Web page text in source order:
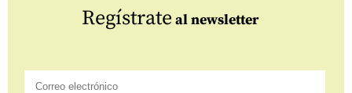
Regístrate al newsletter